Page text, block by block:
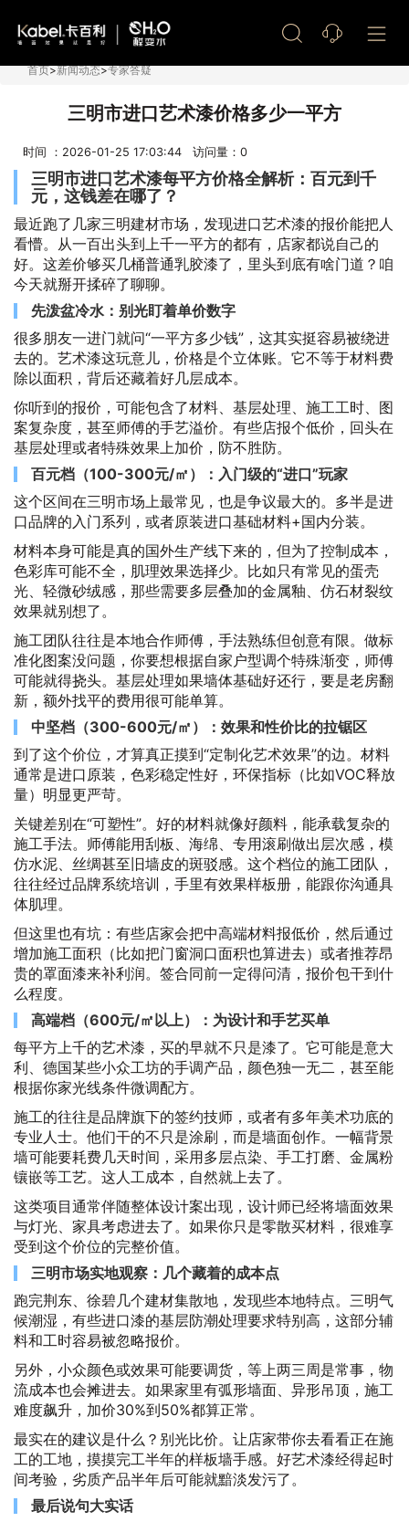
首页>新闻动态>专家答疑
三明市进口艺术漆价格多少一平方
时间 ：2026-01-25 17:03:44 访问量： 0
三明市进口艺术漆每平方价格全解析：百元到千
元，这钱差在哪了？
最近跑了几家三明建材市场，发现进口艺术漆的报价能把人
看懵。从一百出头到上千一平方的都有，店家都说自己的
好。这差价够买几桶普通乳胶漆了，里头到底有啥门道？咱
今天就掰开揉碎了聊聊。
先泼盆冷水：别光盯着单价数字
很多朋友一进门就问“一平方多少钱”，这其实挺容易被绕进
去的。艺术漆这玩意儿，价格是个立体账。它不等于材料费
除以面积，背后还藏着好几层成本。
你听到的报价，可能包含了材料、基层处理、施工工时、图
案复杂度，甚至师傅的手艺溢价。有些店报个低价，回头在
基层处理或者特殊效果上加价，防不胜防。
百元档（100-300元/㎡）：入门级的“进口”玩家
这个区间在三明市场上最常见，也是争议最大的。多半是进
口品牌的入门系列，或者原装进口基础材料+国内分装。
材料本身可能是真的国外生产线下来的，但为了控制成本，
色彩库可能不全，肌理效果选择少。比如只有常见的蛋壳
光、轻微砂绒感，那些需要多层叠加的金属釉、仿石材裂纹
效果就别想了。
施工团队往往是本地合作师傅，手法熟练但创意有限。做标
准化图案没问题，你要想根据自家户型调个特殊渐变，师傅
可能就得挠头。基层处理如果墙体基础好还行，要是老房翻
新，额外找平的费用很可能单算。
中坚档（300-600元/㎡）：效果和性价比的拉锯区
到了这个价位，才算真正摸到“定制化艺术效果”的边。材料
通常是进口原装，色彩稳定性好，环保指标（比如VOC释放
量）明显更严苛。
关键差别在“可塑性”。好的材料就像好颜料，能承载复杂的
施工手法。师傅能用刮板、海绵、专用滚刷做出层次感，模
仿水泥、丝绸甚至旧墙皮的斑驳感。这个档位的施工团队，
往往经过品牌系统培训，手里有效果样板册，能跟你沟通具
体肌理。
但这里也有坑：有些店家会把中高端材料报低价，然后通过
增加施工面积（比如把门窗洞口面积也算进去）或者推荐昂
贵的罩面漆来补利润。签合同前一定得问清，报价包干到什
么程度。
高端档（600元/㎡以上）：为设计和手艺买单
每平方上千的艺术漆，买的早就不只是漆了。它可能是意大
利、德国某些小众工坊的手调产品，颜色独一无二，甚至能
根据你家光线条件微调配方。
施工的往往是品牌旗下的签约技师，或者有多年美术功底的
专业人士。他们干的不只是涂刷，而是墙面创作。一幅背景
墙可能要耗费几天时间，采用多层点染、手工打磨、金属粉
镶嵌等工艺。这人工成本，自然就上去了。
这类项目通常伴随整体设计案出现，设计师已经将墙面效果
与灯光、家具考虑进去了。如果你只是零散买材料，很难享
受到这个价位的完整价值。
三明市场实地观察：几个藏着的成本点
跑完荆东、徐碧几个建材集散地，发现些本地特点。三明气
候潮湿，有些进口漆的基层防潮处理要求特别高，这部分辅
料和工时容易被忽略报价。
另外，小众颜色或效果可能要调货，等上两三周是常事，物
流成本也会摊进去。如果家里有弧形墙面、异形吊顶，施工
难度飙升，加价30%到50%都算正常。
最实在的建议是什么？别光比价。让店家带你去看看正在施
工的工地，摸摸完工半年的样板墙手感。好艺术漆经得起时
间考验，劣质产品半年后可能就黯淡发污了。
最后说句大实话